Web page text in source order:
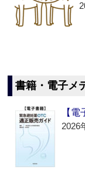
書籍・電子メ
【
2026